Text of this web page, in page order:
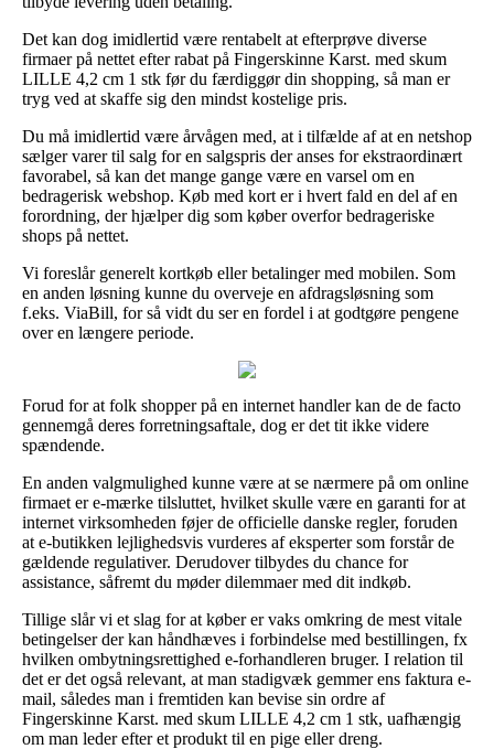
Det kan dog imidlertid være rentabelt at efterprøve diverse
firmaer på nettet efter rabat på Fingerskinne Karst. med skum
LILLE 4,2 cm 1 stk før du færdiggør din shopping, så man er
tryg ved at skaffe sig den mindst kostelige pris.
Du må imidlertid være årvågen med, at i tilfælde af at en netshop
sælger varer til salg for en salgspris der anses for ekstraordinært
favorabel, så kan det mange gange være en varsel om en
bedragerisk webshop. Køb med kort er i hvert fald en del af en
forordning, der hjælper dig som køber overfor bedrageriske
shops på nettet.
Vi foreslår generelt kortkøb eller betalinger med mobilen. Som
en anden løsning kunne du overveje en afdragsløsning som
f.eks. ViaBill, for så vidt du ser en fordel i at godtgøre pengene
over en længere periode.
Forud for at folk shopper på en internet handler kan de de facto
gennemgå deres forretningsaftale, dog er det tit ikke videre
spændende.
En anden valgmulighed kunne være at se nærmere på om online
firmaet er e-mærke tilsluttet, hvilket skulle være en garanti for at
internet virksomheden føjer de officielle danske regler, foruden
at e-butikken lejlighedsvis vurderes af eksperter som forstår de
gældende regulativer. Derudover tilbydes du chance for
assistance, såfremt du møder dilemmaer med dit indkøb.
Tillige slår vi et slag for at køber er vaks omkring de mest vitale
betingelser der kan håndhæves i forbindelse med bestillingen, fx
hvilken ombytningsrettighed e-forhandleren bruger. I relation til
det er det også relevant, at man stadigvæk gemmer ens faktura e-
mail, således man i fremtiden kan bevise sin ordre af
Fingerskinne Karst. med skum LILLE 4,2 cm 1 stk, uafhængig
om man leder efter et produkt til en pige eller dreng.